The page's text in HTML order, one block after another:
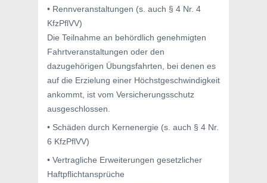
• Rennveranstaltungen (s. auch § 4 Nr. 4
KfzPflVV)
Die Teilnahme an behördlich genehmigten
Fahrtveranstaltungen oder den
dazugehörigen Übungsfahrten, bei denen es
auf die Erzielung einer Höchstgeschwindigkeit
ankommt, ist vom Versicherungsschutz
ausgeschlossen.
• Schäden durch Kernenergie (s. auch § 4 Nr.
6 KfzPflVV)
• Vertragliche Erweiterungen gesetzlicher
Haftpflichtansprüche